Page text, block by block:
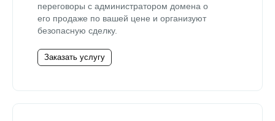
переговоры с администратором домена о
его продаже по вашей цене и организуют
безопасную сделку.
Заказать услугу